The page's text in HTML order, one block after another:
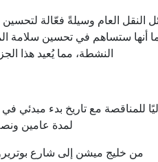
العام وسيلةً فعّالة
أنها ستساهم في تحسين سلامة
النشطة، مما يُعيد هذا الجزء من شارع 16 إلى
لمدة عامين
من خليج ميشن إلى شارع بوتريرو - من